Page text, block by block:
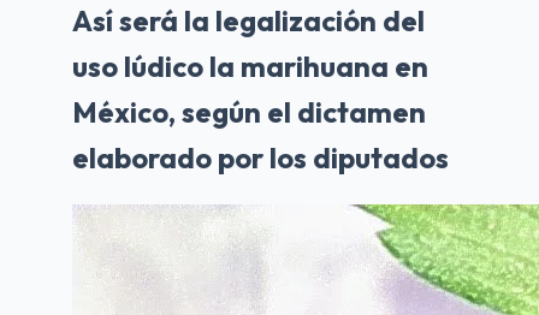
Así será la legalización del
uso lúdico la marihuana en
México, según el dictamen
elaborado por los diputados